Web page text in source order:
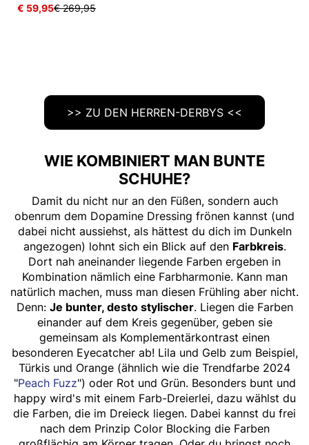
€ 59,95€ 269,95
>> ZU DEN HERREN-DERBYS <<
WIE KOMBINIERT MAN BUNTE
SCHUHE?
Damit du nicht nur an den Füßen, sondern auch
obenrum dem Dopamine Dressing frönen kannst (und
dabei nicht aussiehst, als hättest du dich im Dunkeln
angezogen) lohnt sich ein Blick auf den Farbkreis.
Dort nah aneinander liegende Farben ergeben in
Kombination nämlich eine Farbharmonie. Kann man
natürlich machen, muss man diesen Frühling aber nicht.
Denn: Je bunter, desto stylischer. Liegen die Farben
einander auf dem Kreis gegenüber, geben sie
gemeinsam als Komplementärkontrast einen
besonderen Eyecatcher ab! Lila und Gelb zum Beispiel,
Türkis und Orange (ähnlich wie die Trendfarbe 2024
"Peach Fuzz") oder Rot und Grün. Besonders bunt und
happy wird's mit einem Farb-Dreierlei, dazu wählst du
die Farben, die im Dreieck liegen. Dabei kannst du frei
nach dem Prinzip Color Blocking die Farben